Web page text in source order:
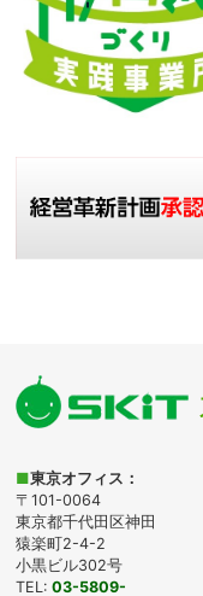
■東京オフィス：
〒101-0064
東京都千代田区神田
猿楽町2-4-2
小黒ビル302号
TEL:03-5809-